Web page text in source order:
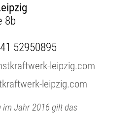
8b
52950895
leipzig.com
leipzig.com
Jahr 2016 gilt das